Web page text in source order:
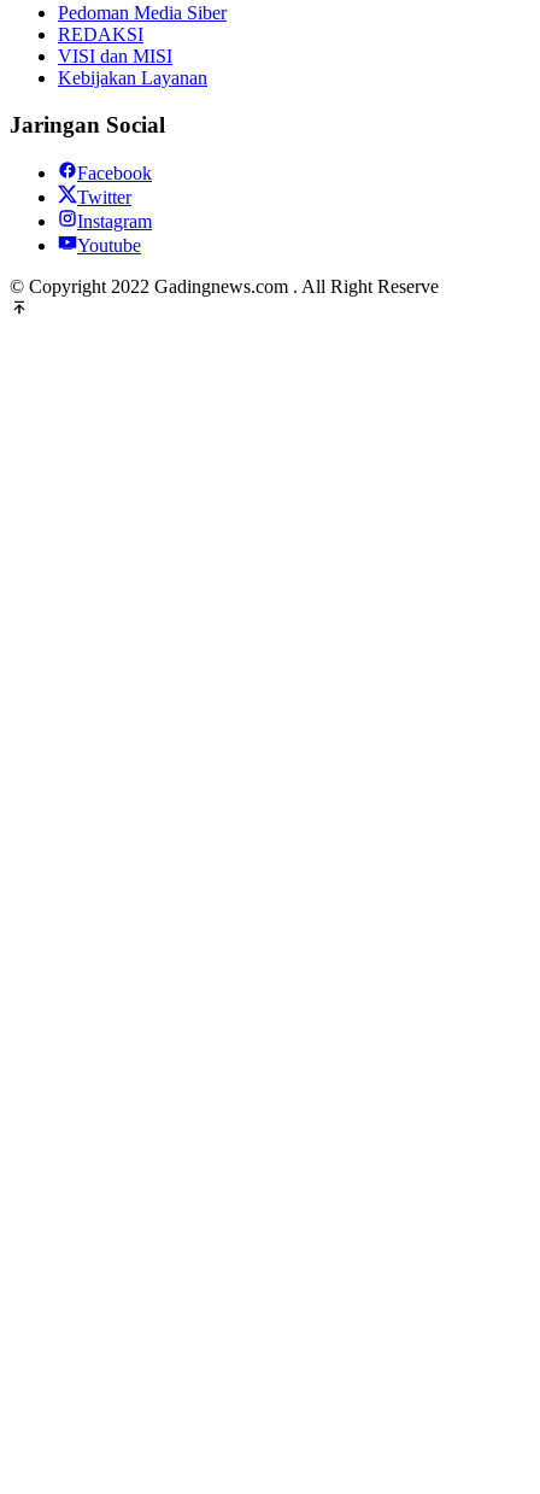
Pedoman Media Siber
REDAKSI
VISI dan MISI
Kebijakan Layanan
Jaringan Social
Facebook
Twitter
Instagram
Youtube
© Copyright 2022 Gadingnews.com . All Right Reserve